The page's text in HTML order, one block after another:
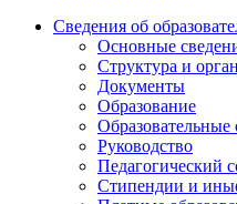
Сведения об
Основные
Структура и
Документы
Образование
Образовательные
Руководство
Педагогический
Стипендии и